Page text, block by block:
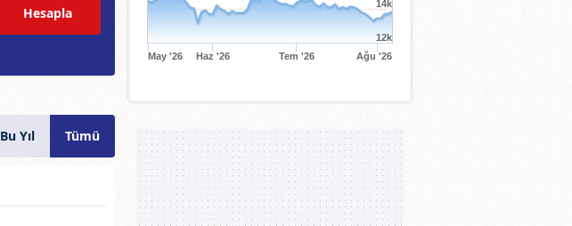
Hesapla
Bu Yıl Tümü
May '26 Haz '26 Tem '26 Ağu '26
12k
14k